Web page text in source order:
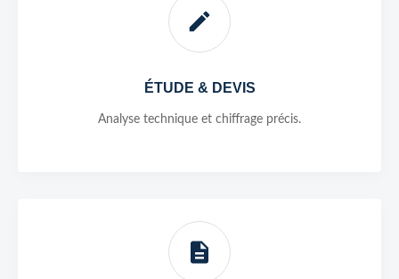
ÉTUDE & DEVIS
Analyse technique et chiffrage précis.